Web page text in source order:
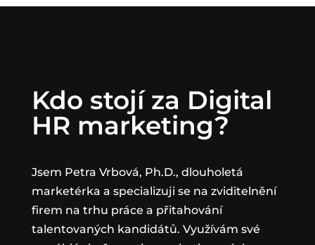
Kdo stojí za Digital
HR marketing?
Jsem Petra Vrbová, Ph.D., dlouholetá
marketérka a specializuji se na zviditelnění
firem na trhu práce a přitahování
talentovaných kandidátů. Využívám své